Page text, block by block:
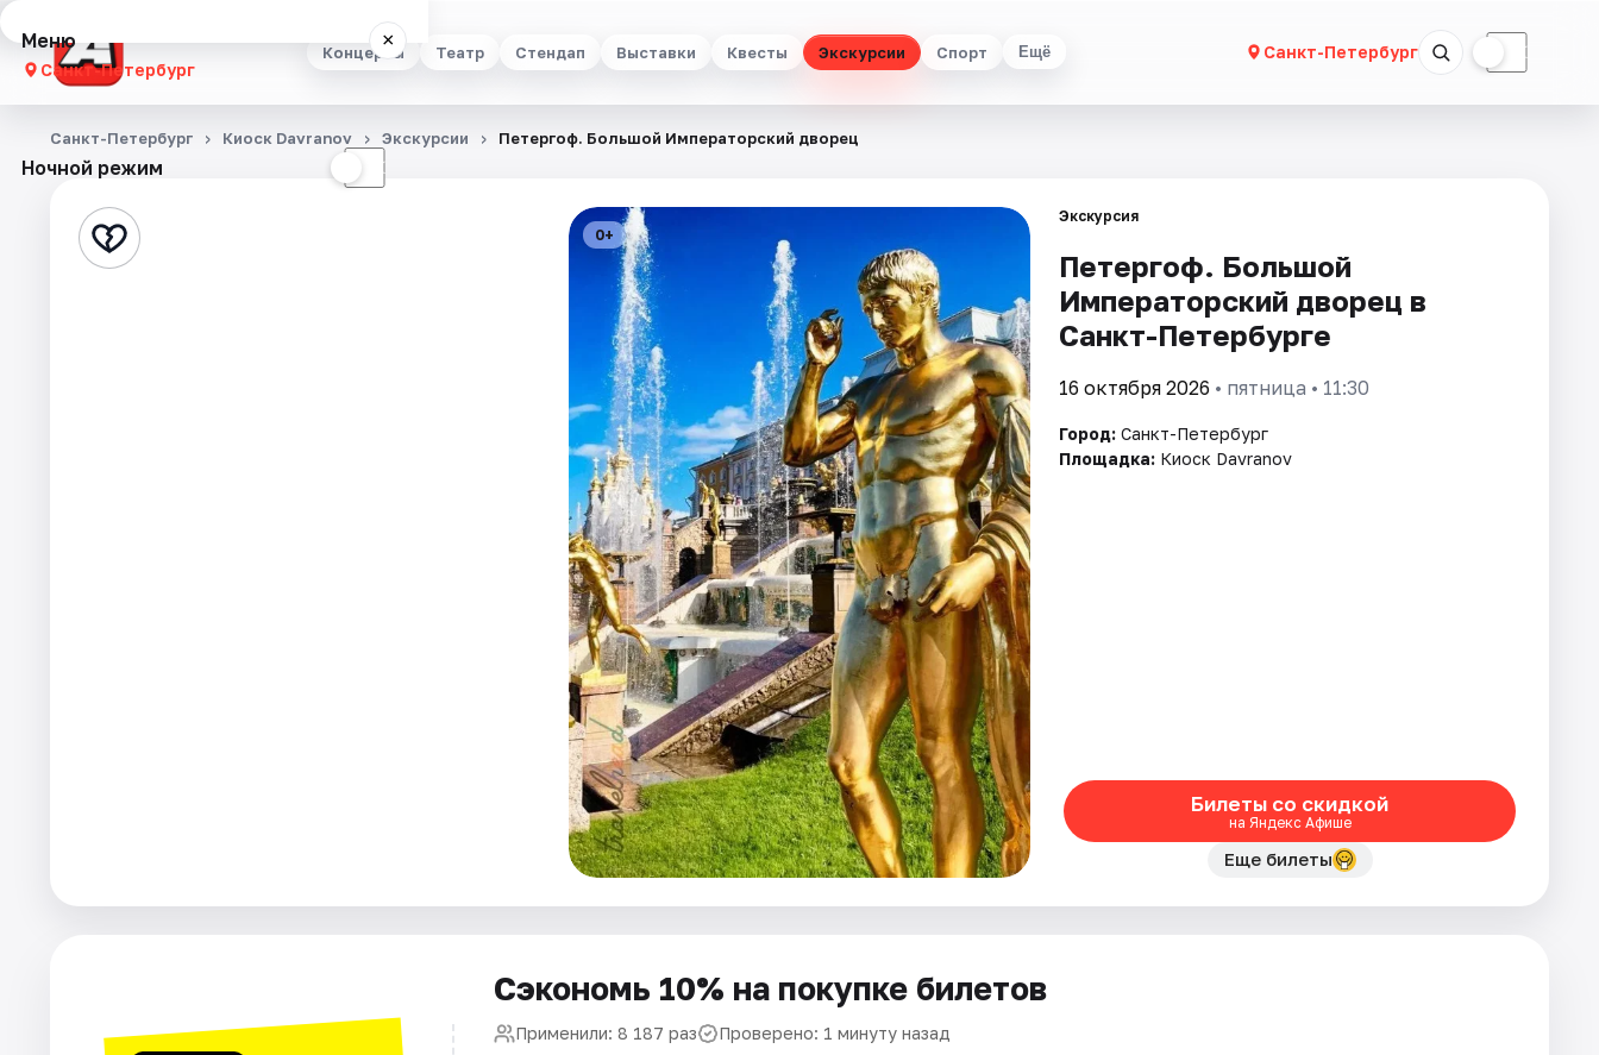
Концерты Театр Стендап Выставки Квесты Экскурсии Спорт Ещё Санкт-Петербург ☾
Меню ×
Санкт-Петербург
Концерты
Стендап
Ночной режим ☾
Санкт-Петербург Киоск Davranov Экскурсии Петергоф. Большой Императорский дворец
0+
Экскурсия
Петергоф. Большой
Императорский дворец в
Санкт-Петербурге
16 октября 2026 • пятница • 11:30
Город: Санкт-Петербург
Площадка: Киоск Davranov
Билеты со скидкой
на Яндекс Афише
Еще билеты
Сэкономь 10% на покупке билетов
Применили: 8 187 раз Проверено: 1 минуту назад